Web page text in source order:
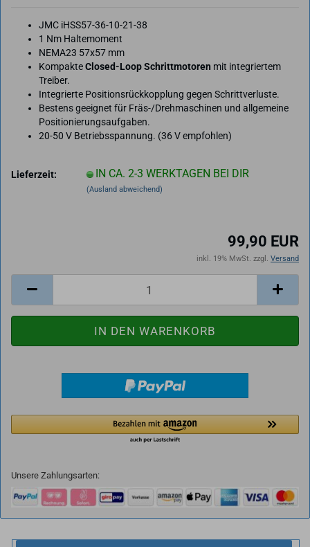
JMC iHSS57-36-10-21-38
1 Nm Haltemoment
NEMA23 57x57 mm
KompakteClosed-Loop Schrittmotoren mit integriertem
Treiber.
Integrierte Positionsrückkopplung gegen Schrittverluste.
Bestens geeignet für Fräs-/Drehmaschinen und allgemeine
Positionierungsaufgaben.
20-50 V Betriebsspannung. (36 V empfohlen)
Lieferzeit: IN CA. 2-3 WERKTAGEN BEI DIR
(Ausland abweichend)
99,90 EUR
inkl. 19% MwSt. zzgl. Versand
Unsere Zahlungsarten: